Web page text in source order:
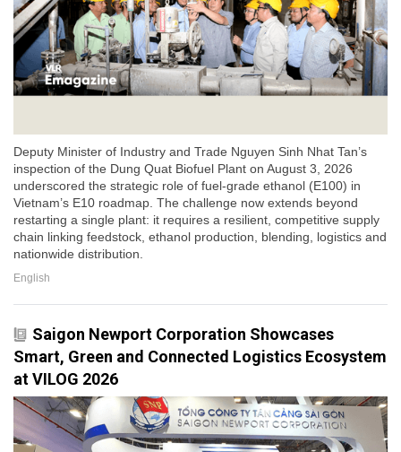
Deputy Minister of Industry and Trade Nguyen Sinh Nhat Tan’s
inspection of the Dung Quat Biofuel Plant on August 3, 2026
underscored the strategic role of fuel-grade ethanol (E100) in
Vietnam’s E10 roadmap. The challenge now extends beyond
restarting a single plant: it requires a resilient, competitive supply
chain linking feedstock, ethanol production, blending, logistics and
nationwide distribution.
English
Saigon Newport Corporation Showcases
Smart, Green and Connected Logistics Ecosystem
at VILOG 2026